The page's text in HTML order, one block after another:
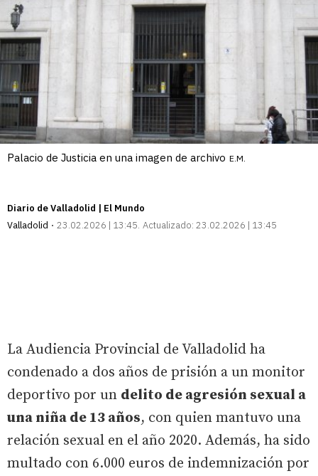
Palacio de Justicia en una imagen de archivo E.M.
Diario de Valladolid | El Mundo
Valladolid
23.02.2026 | 13:45 Actualizado: 23.02.2026 | 13:45
La Audiencia Provincial de Valladolid ha
condenado a dos años de prisión a un monitor
deportivo por un delito de agresión sexual a
una niña de 13 años, con quien mantuvo una
relación sexual en el año 2020. Además, ha sido
multado con 6.000 euros de indemnización por